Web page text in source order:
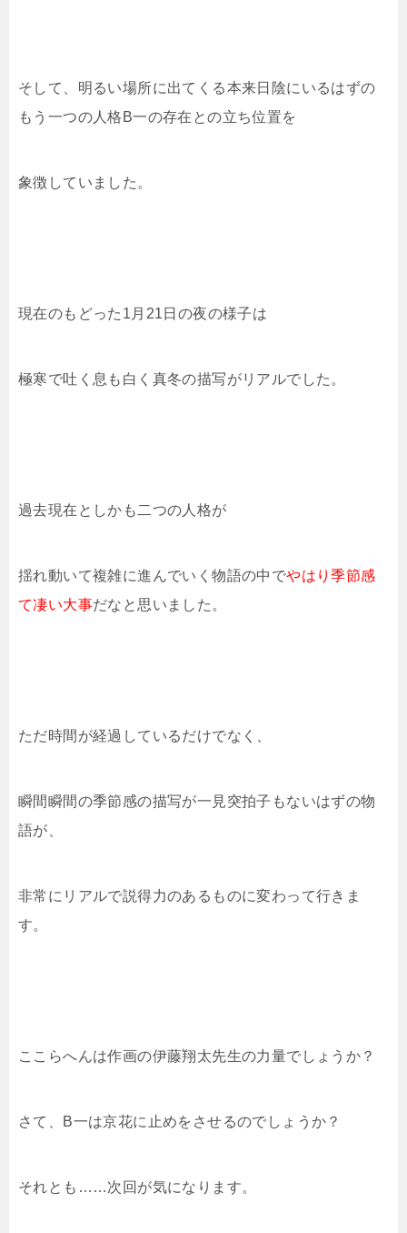
そして、明るい場所に出てくる本来日陰にいるはずの
もう一つの人格B一の存在との立ち位置を
象徴していました。
現在のもどった1月21日の夜の様子は
極寒で吐く息も白く真冬の描写がリアルでした。
過去現在としかも二つの人格が
揺れ動いて複雑に進んでいく物語の中でやはり季節感
て凄い大事だなと思いました。
ただ時間が経過しているだけでなく、
瞬間瞬間の季節感の描写が一見突拍子もないはずの物
語が、
非常にリアルで説得力のあるものに変わって行きま
す。
ここらへんは作画の伊藤翔太先生の力量でしょうか？
さて、B一は京花に止めをさせるのでしょうか？
それとも……次回が気になります。